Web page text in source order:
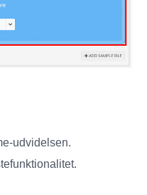
udvidelsen.